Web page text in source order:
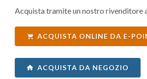
Acquista tramite un nostro rivenditore
ACQUISTA ONLINE DA E-
ACQUISTA DA NEGOZIO